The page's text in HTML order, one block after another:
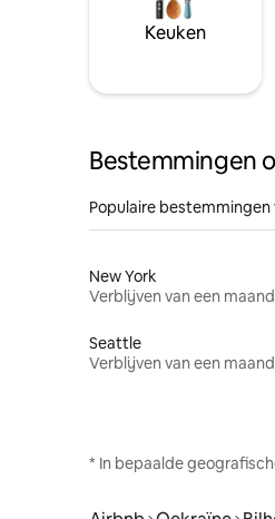
Keuken
Bestemmingen
Populaire
New York
Verblijven van een maand
Seattle
Verblijven van een maand
* In bepaalde